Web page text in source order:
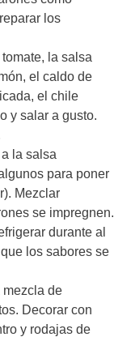
los
la salsa
el caldo de
el chile
y salar a gusto.
la salsa
para poner
Mezclar
se impregnen.
durante al
los sabores se
mezcla de
Decorar con
y rodajas de